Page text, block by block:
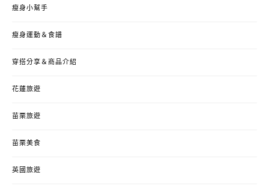
瘦身小幫手
瘦身運動＆食譜
穿搭分享＆商品介紹
花蓮旅遊
苗栗旅遊
苗栗美食
英國旅遊